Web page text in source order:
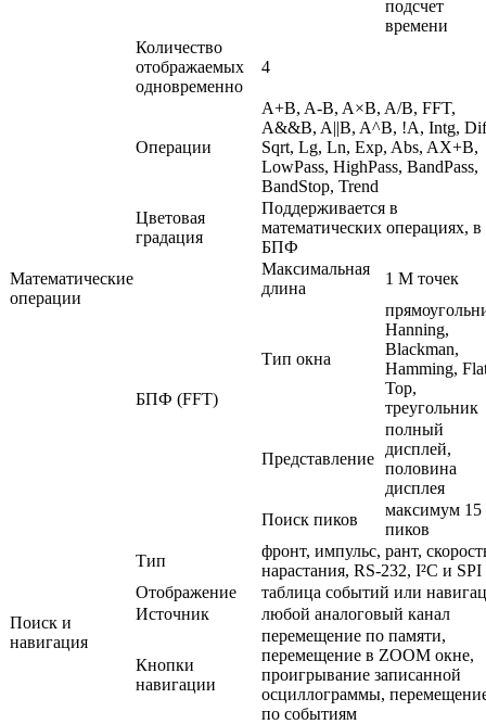
подсчет
времени
Математические
операции
Количество
отображаемых
одновременно
4
Операции
A+B, A-B, A×B, A/B, FFT,
A&&B, A||B, A^B, !A, Intg,
Sqrt, Lg, Ln, Exp, Abs, AX+B,
LowPass, HighPass, BandPass,
BandStop, Trend
Цветовая
градация
Поддерживается в
математических операциях, в
БПФ
БПФ (FFT)
Максимальная
длина
1 М точек
Тип окна
Hanning,
Blackman,
Hamming,
Top,
треугольник
Представление
полный
дисплей,
половина
дисплея
Поиск пиков
максимум 15
пиков
Поиск и
навигация
Тип
фронт, импульс, рант,
нарастания, RS-232, I²C и SPI
Отображение
таблица событий или
Источник
любой аналоговый канал
Кнопки
навигации
перемещение по памяти,
перемещение в ZOOM окне,
проигрывание записанной
осциллограммы,
по событиям